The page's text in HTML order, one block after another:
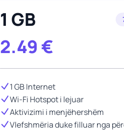
1 GB
2.49 €
1 GB Internet
Wi-Fi Hotspot i lejuar
Aktivizimi i menjëhershëm
Vlefshmëria duke filluar nga